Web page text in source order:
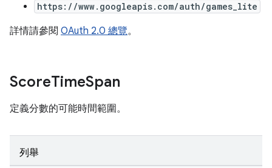
https://www.googleapis.com/auth/games_lite
詳情請參閱 OAuth 2.0 總覽。
ScoreTimeSpan
定義分數的可能時間範圍。
列舉